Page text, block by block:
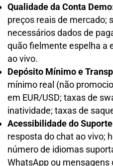
Qualidade da Conta
preços reais de mercado;
necessários dados de
quão fielmente espelha a
ao vivo.
Depósito Mínimo e
mínimo real (não
em EUR/USD; taxas de
inatividade; taxas de
Acessibilidade do
resposta do chat ao vivo;
número de idiomas
WhatsApp ou mensagens